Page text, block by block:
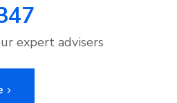
expert advisers